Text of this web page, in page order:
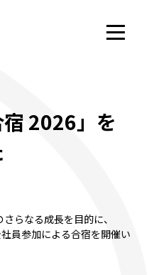
宿 2026」を
らなる成長を目的に、
員参加による合宿を開催い